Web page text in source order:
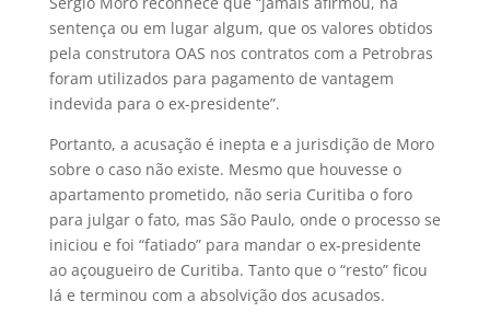
sentença ou em lugar algum, que os valores obtidos
pela construtora OAS nos contratos com a Petrobras
foram utilizados para pagamento de vantagem
indevida para o ex-presidente”.
Portanto, a acusação é inepta e a jurisdição de Moro
sobre o caso não existe. Mesmo que houvesse o
apartamento prometido, não seria Curitiba o foro
para julgar o fato, mas São Paulo, onde o processo se
iniciou e foi “fatiado” para mandar o ex-presidente
ao açougueiro de Curitiba. Tanto que o “resto” ficou
lá e terminou com a absolvição dos acusados.